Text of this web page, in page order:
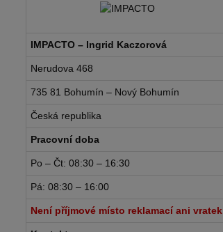
IMPACTO – Ingrid Kaczorová
Nerudova 468
735 81 Bohumín – Nový Bohumín
Česká republika
Pracovní doba
Po – Čt: 08:30 – 16:30
Pá: 08:30 – 16:00
Není příjmové místo reklamací ani vratek